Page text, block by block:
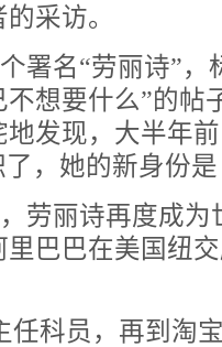
采访。
名“劳丽诗”，
想要什么”的帖
发现，大半年
，她的新身份
丽诗再度成为
里巴巴在美国纽
科员，再到淘宝